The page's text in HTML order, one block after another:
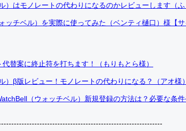
）はモノレートの代わりになるのかレビューします（
ッチベル）を実際に使ってみた（ベンティ樋口）様【
代替案に終止符を打ちます！（もりもとら様）
）β版レビュー！モノレートの代わりになる？（アオ様
（ウォッチベル）新規登録の方法は？必要な条